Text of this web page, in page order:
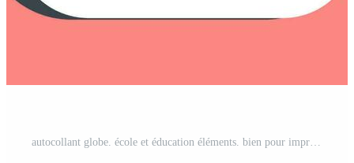
autocollant globe. école et éducation éléments. bien pour impressions, affiches, logo, publicité, infographies, etc. Vecteur Pro et SVG Pro